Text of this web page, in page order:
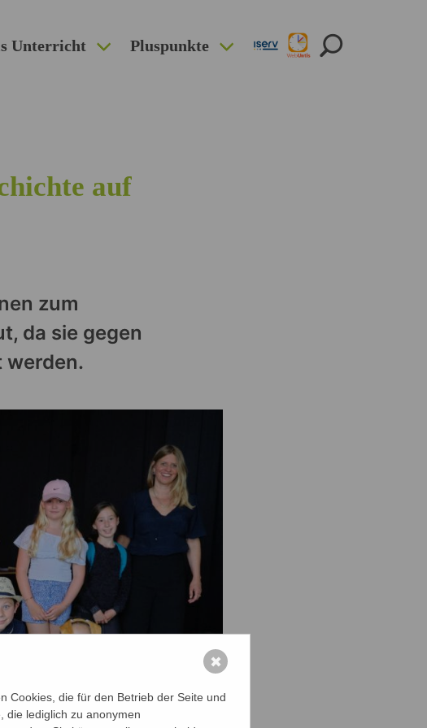
Unterricht Pluspunkte
auf
zum
da sie gegen
werden.
Cookies, die für den Betrieb der Seite und
die lediglich zu anonymen
✖